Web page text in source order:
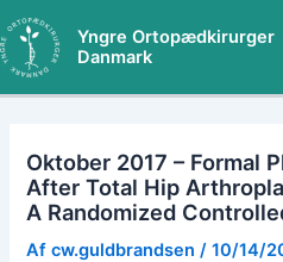
til
indholdet
Yngre Ortopædkirurger
Danmark
Oktober 2017 – Formal
After Total Hip
A Randomized
Afcw.guldbrandsen/10/14/